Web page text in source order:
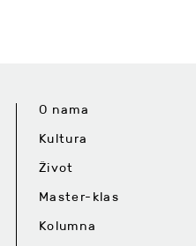
O nama
Kultura
Život
Master-klas
Kolumna